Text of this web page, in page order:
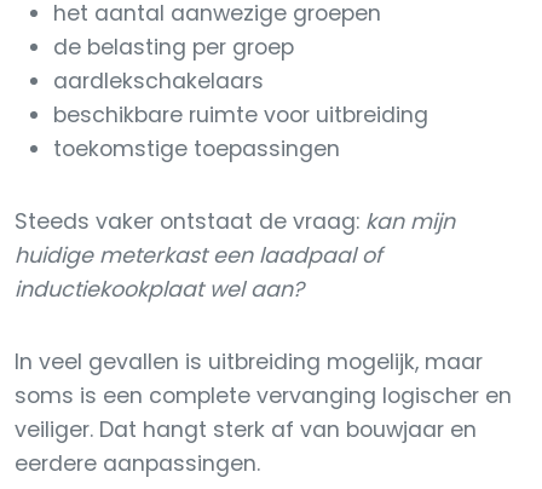
het aantal aanwezige groepen
de belasting per groep
aardlekschakelaars
beschikbare ruimte voor uitbreiding
toekomstige toepassingen
Steeds vaker ontstaat de vraag: kan mijn
huidige meterkast een laadpaal of
inductiekookplaat wel aan?
In veel gevallen is uitbreiding mogelijk, maar
soms is een complete vervanging logischer en
veiliger. Dat hangt sterk af van bouwjaar en
eerdere aanpassingen.